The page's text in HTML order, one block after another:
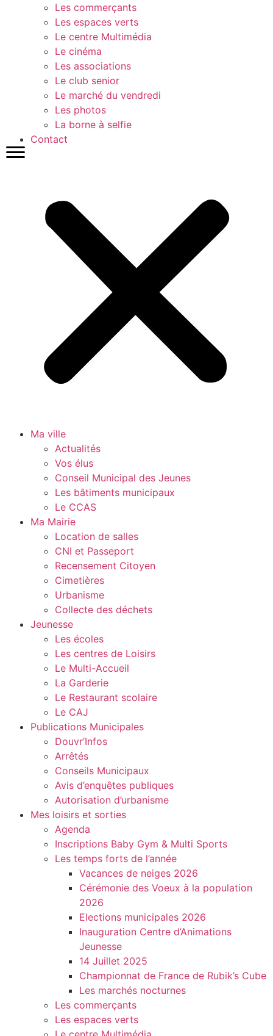
Les commerçants
Les espaces verts
Le centre Multimédia
Le cinéma
Les associations
Le club senior
Le marché du vendredi
Les photos
La borne à selfie
Contact
Ma ville
Actualités
Vos élus
Conseil Municipal des Jeunes
Les bâtiments municipaux
Le CCAS
Ma Mairie
Location de salles
CNI et Passeport
Recensement Citoyen
Cimetières
Urbanisme
Collecte des déchets
Jeunesse
Les écoles
Les centres de Loisirs
Le Multi-Accueil
La Garderie
Le Restaurant scolaire
Le CAJ
Publications Municipales
Douvr’Infos
Arrêtés
Conseils Municipaux
Avis d’enquêtes publiques
Autorisation d’urbanisme
Mes loisirs et sorties
Agenda
Inscriptions Baby Gym & Multi Sports
Les temps forts de l’année
Vacances de neiges 2026
Cérémonie des Voeux à la population
2026
Elections municipales 2026
Inauguration Centre d’Animations
Jeunesse
14 Juillet 2025
Championnat de France de Rubik’s Cube
Les marchés nocturnes
Les commerçants
Les espaces verts